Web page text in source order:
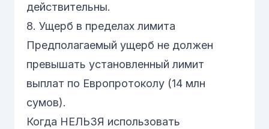
действительны.
8. Ущерб в пределах лимита
Предполагаемый ущерб не должен
превышать установленный лимит
выплат по Европротоколу (14 млн
сумов).
Когда НЕЛЬЗЯ использовать